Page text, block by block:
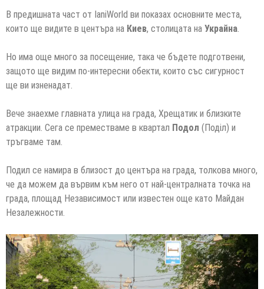
В предишната част от IaniWorld ви показах основните места,
които ще видите в центъра на Киев, столицата на Украйна.
Но има още много за посещение, така че бъдете подготвени,
защото ще видим по-интересни обекти, които със сигурност
ще ви изненадат.
Вече знаехме главната улица на града, Хрещатик и близките
атракции. Сега се преместваме в квартал Подол (Поділ) и
тръгваме там.
Подил се намира в близост до центъра на града, толкова много,
че да можем да вървим към него от най-централната точка на
града, площад Независимост или известен още като Майдан
Незалежности.